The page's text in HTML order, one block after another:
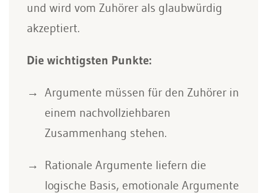
und wird vom Zuhörer als glaubwürdig
akzeptiert.
Die wichtigsten Punkte:
Argumente müssen für den Zuhörer in
einem nachvollziehbaren
Zusammenhang stehen.
Rationale Argumente liefern die
logische Basis, emotionale Argumente